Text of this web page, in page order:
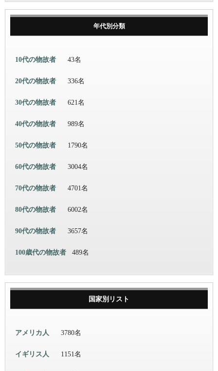
年代別分類
10代の物故者 43名
20代の物故者 336名
30代の物故者 621名
40代の物故者 989名
50代の物故者 1790名
60代の物故者 3004名
70代の物故者 4701名
80代の物故者 6002名
90代の物故者 3657名
100歳代の物故者 489名
国家別リスト
アメリカ人 3780名
イギリス人 1151名